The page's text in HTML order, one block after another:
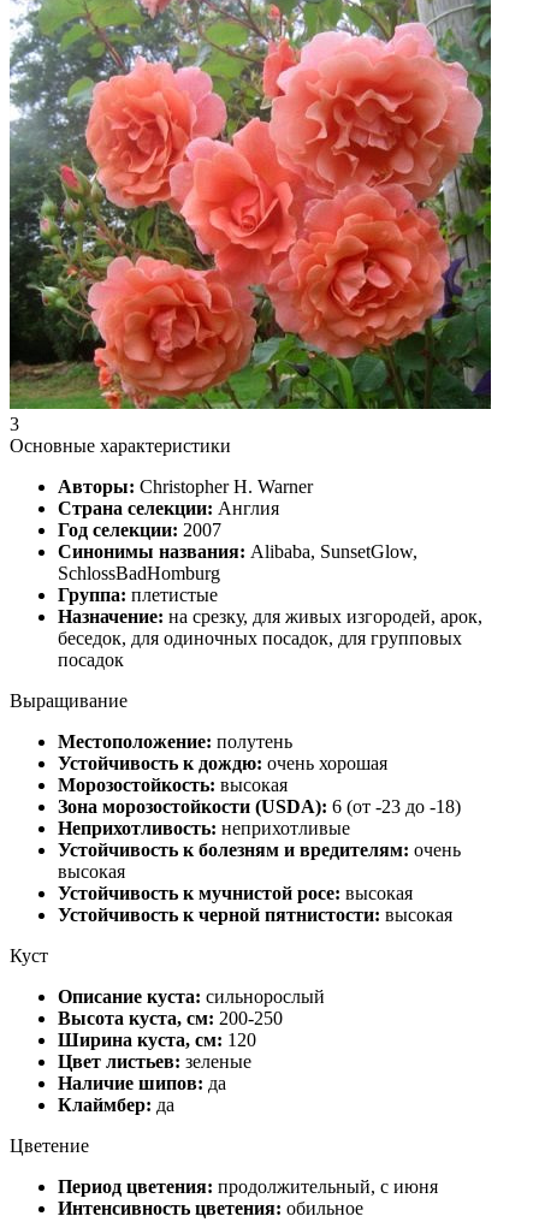
3
Основные характеристики
Авторы: Christopher H. Warner
Страна селекции: Англия
Год селекции: 2007
Синонимы названия: Alibaba, SunsetGlow,
SchlossBadHomburg
Группа: плетистые
Назначение: на срезку, для живых изгородей, арок,
беседок, для одиночных посадок, для групповых
посадок
Выращивание
Местоположение: полутень
Устойчивость к дождю: очень хорошая
Морозостойкость: высокая
Зона морозостойкости (USDA): 6 (от -23 до -18)
Неприхотливость: неприхотливые
Устойчивость к болезням и вредителям: очень
высокая
Устойчивость к мучнистой росе: высокая
Устойчивость к черной пятнистости: высокая
Куст
Описание куста: сильнорослый
Высота куста, см: 200-250
Ширина куста, см: 120
Цвет листьев: зеленые
Наличие шипов: да
Клаймбер: да
Цветение
Период цветения: продолжительный, с июня
Интенсивность цветения: обильное